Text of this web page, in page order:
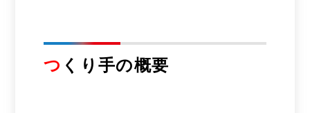
つ くり手の概要